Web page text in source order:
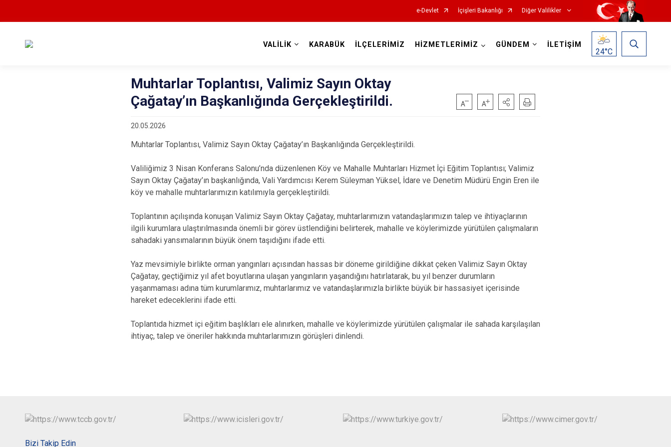
e-Devlet İçişleri Bakanlığı Diğer Valilikler
VALİLİK KARABÜK İLÇELERİMİZ HİZMETLERİMİZ GÜNDEM İLETİŞİM
24°C
Muhtarlar Toplantısı, Valimiz Sayın Oktay
Çağatay’ın Başkanlığında Gerçekleştirildi.
20.05.2026
Muhtarlar Toplantısı, Valimiz Sayın Oktay Çağatay’ın Başkanlığında Gerçekleştirildi.
Valiliğimiz 3 Nisan Konferans Salonu’nda düzenlenen Köy ve Mahalle Muhtarları Hizmet İçi Eğitim Toplantısı; Valimiz
Sayın Oktay Çağatay’ın başkanlığında, Vali Yardımcısı Kerem Süleyman Yüksel, İdare ve Denetim Müdürü Engin Eren ile
köy ve mahalle muhtarlarımızın katılımıyla gerçekleştirildi.
Toplantının açılışında konuşan Valimiz Sayın Oktay Çağatay, muhtarlarımızın vatandaşlarımızın talep ve ihtiyaçlarının
ilgili kurumlara ulaştırılmasında önemli bir görev üstlendiğini belirterek, mahalle ve köylerimizde yürütülen çalışmaların
sahadaki yansımalarının büyük önem taşıdığını ifade etti.
Yaz mevsimiyle birlikte orman yangınları açısından hassas bir döneme girildiğine dikkat çeken Valimiz Sayın Oktay
Çağatay, geçtiğimiz yıl afet boyutlarına ulaşan yangınların yaşandığını hatırlatarak, bu yıl benzer durumların
yaşanmaması adına tüm kurumlarımız, muhtarlarımız ve vatandaşlarımızla birlikte büyük bir hassasiyet içerisinde
hareket edeceklerini ifade etti.
Toplantıda hizmet içi eğitim başlıkları ele alınırken, mahalle ve köylerimizde yürütülen çalışmalar ile sahada karşılaşılan
ihtiyaç, talep ve öneriler hakkında muhtarlarımızın görüşleri dinlendi.
Bizi Takip Edin